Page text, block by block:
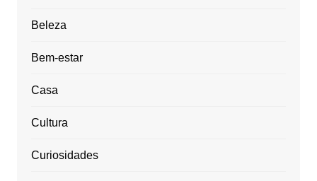
Beleza
Bem-estar
Casa
Cultura
Curiosidades